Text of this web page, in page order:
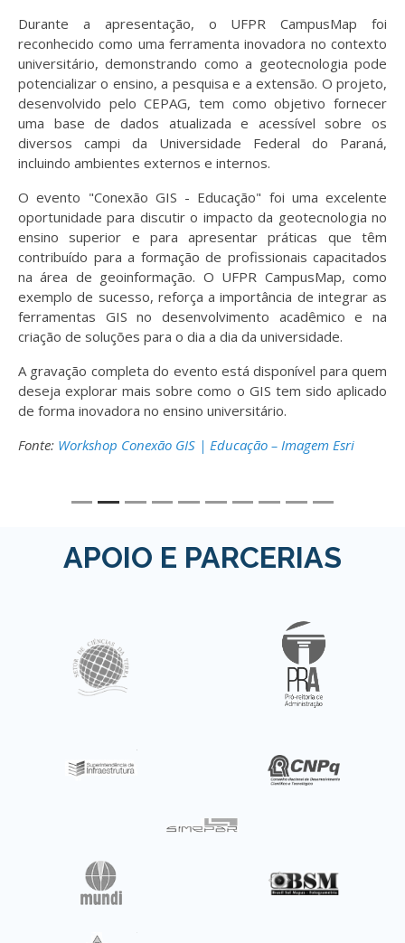
Durante a apresentação, o UFPR CampusMap foi
reconhecido como uma ferramenta inovadora no contexto
universitário, demonstrando como a geotecnologia pode
potencializar o ensino, a pesquisa e a extensão. O projeto,
desenvolvido pelo CEPAG, tem como objetivo fornecer
uma base de dados atualizada e acessível sobre os
diversos campi da Universidade Federal do Paraná,
incluindo ambientes externos e internos.
O evento "Conexão GIS - Educação" foi uma excelente
oportunidade para discutir o impacto da geotecnologia no
ensino superior e para apresentar práticas que têm
contribuído para a formação de profissionais capacitados
na área de geoinformação. O UFPR CampusMap, como
exemplo de sucesso, reforça a importância de integrar as
ferramentas GIS no desenvolvimento acadêmico e na
criação de soluções para o dia a dia da universidade.
A gravação completa do evento está disponível para quem
deseja explorar mais sobre como o GIS tem sido aplicado
de forma inovadora no ensino universitário.
Fonte: Workshop Conexão GIS | Educação – Imagem Esri
APOIO E PARCERIAS